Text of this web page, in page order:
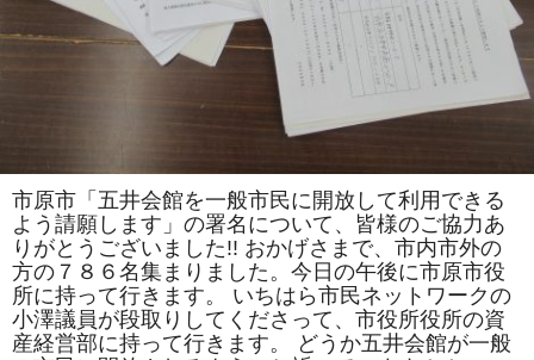
が、
売
さ
れ
て
い
て
好
評
で
す!!
は
市原市「五井会館を一般市民に開放して利用できる
よう請願します」の署名について、皆様のご協力あ
りがとうございました!! おかげさまで、市内市外の
方の７８６名集まりました。今日の午後に市原市役
所に持って行きます。 いちはら市民ネットワークの
小澤議員が段取りしてくださって、市役所役所の資
産経営部に持って行きます。 どうか五井会館が一般